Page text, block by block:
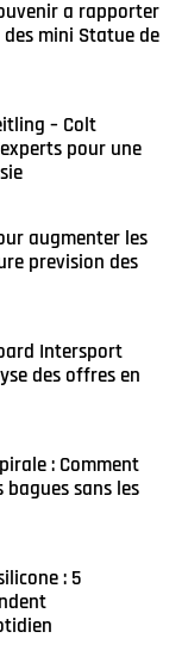
a rapporter
des mini Statue de
– Colt
pour une
augmenter les
prevision des
Intersport
des offres en
: Comment
sans les
: 5